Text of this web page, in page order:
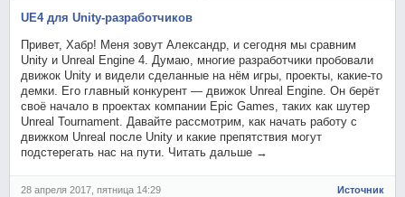
UE4 для Unity-разработчиков
Привет, Хабр! Меня зовут Александр, и сегодня мы сравним
Unity и Unreal Engine 4. Думаю, многие разработчики пробовали
движок Unity и видели сделанные на нём игры, проекты, какие-то
демки. Его главный конкурент — движок Unreal Engine. Он берёт
своё начало в проектах компании Epic Games, таких как шутер
Unreal Tournament. Давайте рассмотрим, как начать работу с
движком Unreal после Unity и какие препятствия могут
подстерегать нас на пути. Читать дальше →
28 апреля 2017, пятница 14:29 Источник